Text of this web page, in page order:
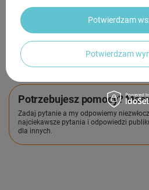
GWARANCJA
OPINIE
Potrzebujesz pomocy?
Zadaj pytanie a my odpowiemy
najciekawsze pytania i odpowiedzi
dla innych.
Potwierdzam
Potwierdzam